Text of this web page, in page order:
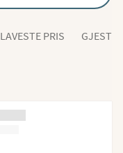
LAVESTE PRIS